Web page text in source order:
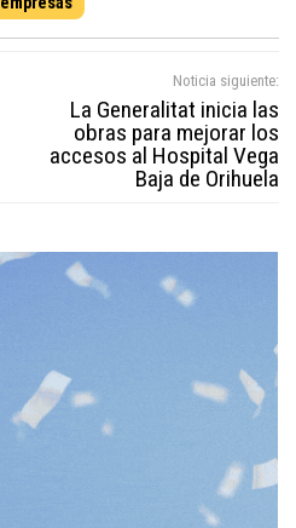
Noticia siguiente:
La Generalitat inicia las
obras para mejorar los
accesos al Hospital Vega
Baja de Orihuela